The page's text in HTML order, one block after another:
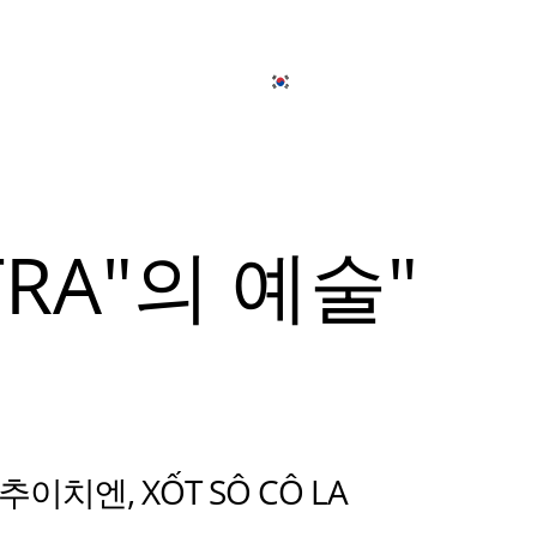
简体中文
의 예술"
이치엔, XỐT SÔ CÔ LA